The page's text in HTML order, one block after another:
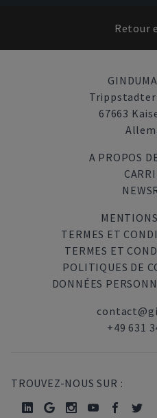
Retour
Trippstadter
67663
A PROPOS
TERMES ET
TERMES ET
POLITIQUES DE
DONNÉES
+49 631
TROUVEZ-NOUS SUR :